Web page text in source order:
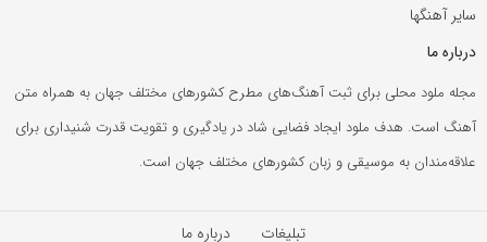
سایر آهنگها
درباره ما
مجله ملود محلی برای ثبت آهنگ‌های مطرح کشورهای مختلف جهان به همراه متن
آهنگ است. هدف ملود ایجاد فضایی شاد در یادگیری و تقویت قدرت شنیداری برای
علاقه‌مندان به موسیقی و زبان کشورهای مختلف جهان است.
تبلیغات درباره ما